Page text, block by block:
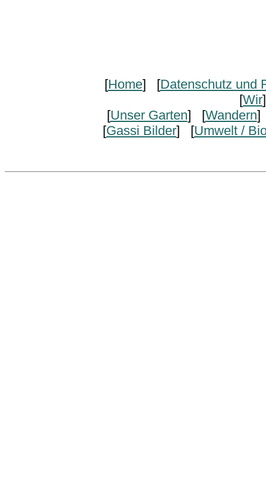
[Home] [Datenschutz und
[Wir
[Unser Garten] [Wandern]
[Gassi Bilder] [Umwelt /